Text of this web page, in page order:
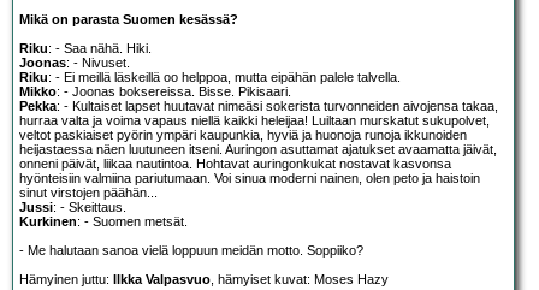
Mikä on parasta Suomen kesässä?
Riku: - Saa nähä. Hiki.
Joonas: - Nivuset.
Riku: - Ei meillä läskeillä oo helppoa, mutta eipähän palele talvella.
Mikko: - Joonas boksereissa. Bisse. Pikisaari.
Pekka: - Kultaiset lapset huutavat nimeäsi sokerista turvonneiden aivojensa takaa,
hurraa valta ja voima vapaus niellä kaikki heleijaa! Luiltaan murskatut sukupolvet,
veltot paskiaiset pyörin ympäri kaupunkia, hyviä ja huonoja runoja ikkunoiden
heijastaessa näen luutuneen itseni. Auringon asuttamat ajatukset avaamatta jäivät,
onneni päivät, liikaa nautintoa. Hohtavat auringonkukat nostavat kasvonsa
hyönteisiin valmiina pariutumaan. Voi sinua moderni nainen, olen peto ja haistoin
sinut virstojen päähän...
Jussi: - Skeittaus.
Kurkinen: - Suomen metsät.
- Me halutaan sanoa vielä loppuun meidän motto. Soppiiko?
Hämyinen juttu:
Ilkka Valpasvuo, hämyiset kuvat: Moses Hazy